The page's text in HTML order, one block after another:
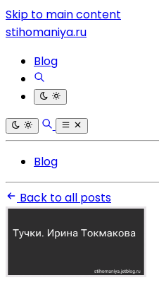
Skip to main content
stihomaniya.ru
Blog
Blog
Back to all posts